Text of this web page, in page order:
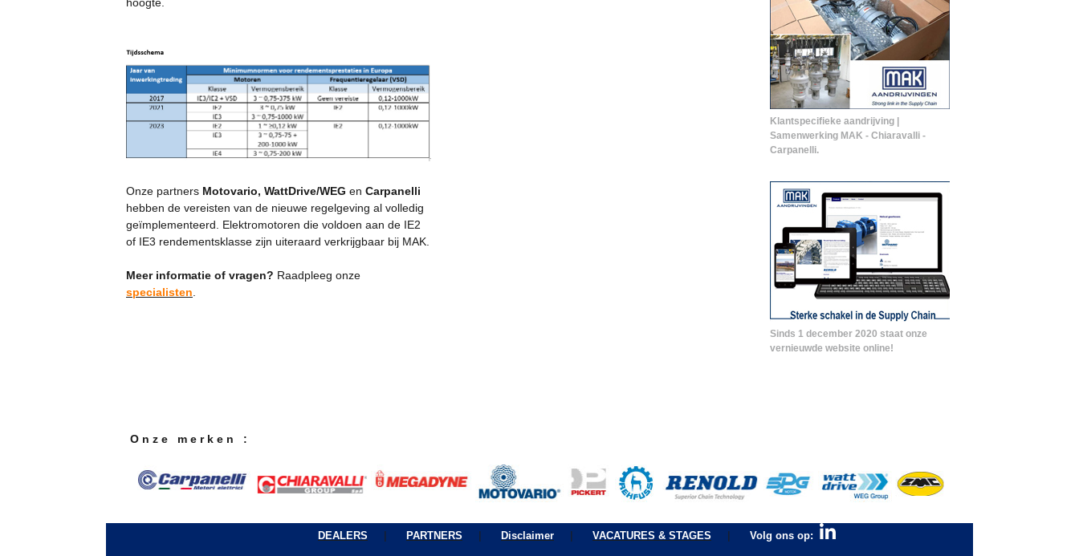
Onze partners Motovario, WattDrive/WEG en Carpanelli
hebben de vereisten van de nieuwe regelgeving al volledig
geïmplementeerd. Elektromotoren die voldoen aan de IE2
of IE3 rendementsklasse zijn uiteraard verkrijgbaar bij MAK.
Meer informatie of vragen? Raadpleeg onze
specialisten
Klantspecifieke aandrijving |
Samenwerking MAK - Chiaravalli -
Carpanelli.
Sinds 1 december 2020 staat onze
vernieuwde website online!
O n z e m e r k e n :
DEALERS | PARTNERS | Disclaimer | VACATURES & STAGES | Volg ons op: